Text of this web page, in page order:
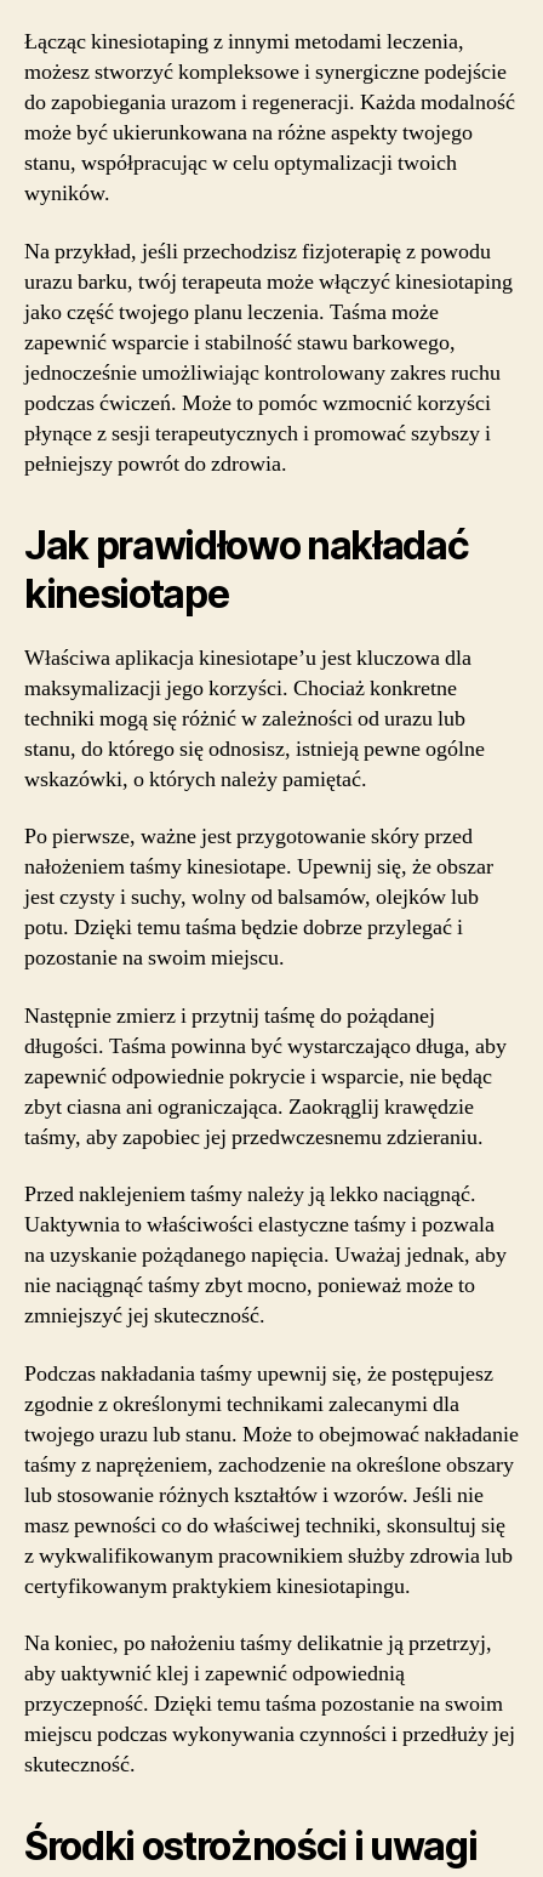
Łącząc kinesiotaping z innymi metodami leczenia,
możesz stworzyć kompleksowe i synergiczne podejście
do zapobiegania urazom i regeneracji. Każda modalność
może być ukierunkowana na różne aspekty twojego
stanu, współpracując w celu optymalizacji twoich
wyników.
Na przykład, jeśli przechodzisz fizjoterapię z powodu
urazu barku, twój terapeuta może włączyć kinesiotaping
jako część twojego planu leczenia. Taśma może
zapewnić wsparcie i stabilność stawu barkowego,
jednocześnie umożliwiając kontrolowany zakres ruchu
podczas ćwiczeń. Może to pomóc wzmocnić korzyści
płynące z sesji terapeutycznych i promować szybszy i
pełniejszy powrót do zdrowia.
Jak prawidłowo nakładać
kinesiotape
Właściwa aplikacja kinesiotape’u jest kluczowa dla
maksymalizacji jego korzyści. Chociaż konkretne
techniki mogą się różnić w zależności od urazu lub
stanu, do którego się odnosisz, istnieją pewne ogólne
wskazówki, o których należy pamiętać.
Po pierwsze, ważne jest przygotowanie skóry przed
nałożeniem taśmy kinesiotape. Upewnij się, że obszar
jest czysty i suchy, wolny od balsamów, olejków lub
potu. Dzięki temu taśma będzie dobrze przylegać i
pozostanie na swoim miejscu.
Następnie zmierz i przytnij taśmę do pożądanej
długości. Taśma powinna być wystarczająco długa, aby
zapewnić odpowiednie pokrycie i wsparcie, nie będąc
zbyt ciasna ani ograniczająca. Zaokrąglij krawędzie
taśmy, aby zapobiec jej przedwczesnemu zdzieraniu.
Przed naklejeniem taśmy należy ją lekko naciągnąć.
Uaktywnia to właściwości elastyczne taśmy i pozwala
na uzyskanie pożądanego napięcia. Uważaj jednak, aby
nie naciągnąć taśmy zbyt mocno, ponieważ może to
zmniejszyć jej skuteczność.
Podczas nakładania taśmy upewnij się, że postępujesz
zgodnie z określonymi technikami zalecanymi dla
twojego urazu lub stanu. Może to obejmować nakładanie
taśmy z naprężeniem, zachodzenie na określone obszary
lub stosowanie różnych kształtów i wzorów. Jeśli nie
masz pewności co do właściwej techniki, skonsultuj się
z wykwalifikowanym pracownikiem służby zdrowia lub
certyfikowanym praktykiem kinesiotapingu.
Na koniec, po nałożeniu taśmy delikatnie ją przetrzyj,
aby uaktywnić klej i zapewnić odpowiednią
przyczepność. Dzięki temu taśma pozostanie na swoim
miejscu podczas wykonywania czynności i przedłuży jej
skuteczność.
Środki ostrożności i uwagi